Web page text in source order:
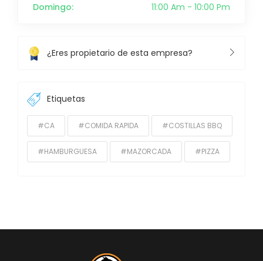
Domingo: 11:00 Am - 10:00 Pm
¿Eres propietario de esta empresa?
Etiquetas
#CA #COMIDA RAPIDA #COSTILLAS BBQ
#HAMBURGUESA #MAZORCADA #PIZZA